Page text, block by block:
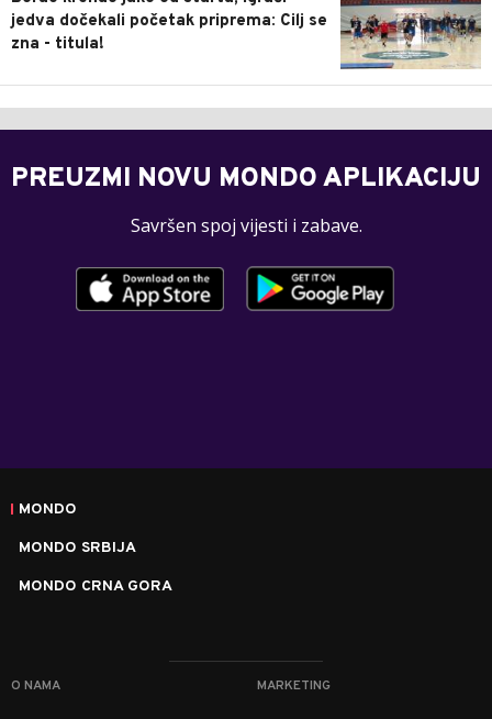
jedva dočekali početak priprema: Cilj se
zna - titula!
PREUZMI NOVU MONDO APLIKACIJU
Savršen spoj vijesti i zabave.
MONDO
MONDO SRBIJA
MONDO CRNA GORA
O NAMA MARKETING